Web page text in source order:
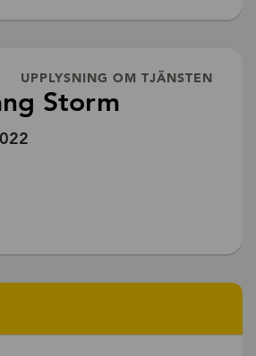
UPPLYSNING OM TJÄNSTEN
Storm